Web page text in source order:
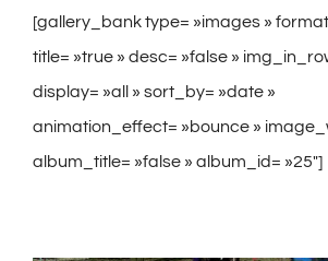
[gallery_bank type= »images »
title= »true » desc= »false »
display= »all » sort_by= »date »
animation_effect= »bounce »
album_title= »false » album_id= »25″]